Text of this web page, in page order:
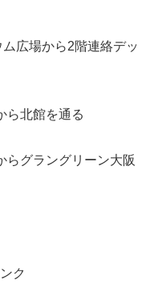
広場から2階連絡デッ
ら北館を通る
グラングリーン大阪
ク